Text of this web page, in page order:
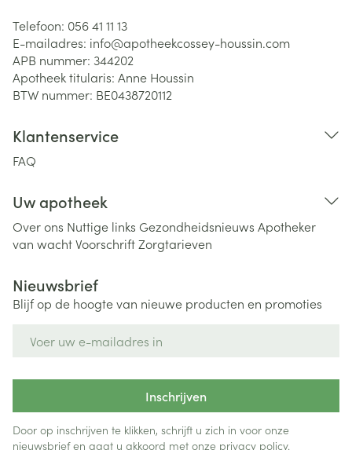
Telefoon: 056 41 11 13
E-mailadres: info@apotheekcossey-houssin.com
APB nummer: 344202
Apotheek titularis: Anne Houssin
BTW nummer: BE0438720112
Klantenservice
FAQ
Uw apotheek
Over ons Nuttige links Gezondheidsnieuws Apotheker
van wachtVoorschriftZorgtarieven
Nieuwsbrief
Blijf op de hoogte van nieuwe producten en promoties
Inschrijven
Door op inschrijven te klikken, schrijft u zich in voor onze
nieuwsbrief en gaat u akkoord met onze privacy policy.